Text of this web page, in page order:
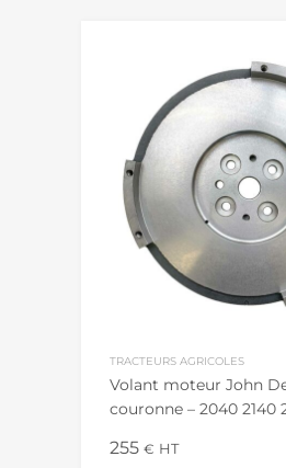
TRACTEURS AGRICOLES
Volant moteur John
couronne – 2040 2140
255 € HT